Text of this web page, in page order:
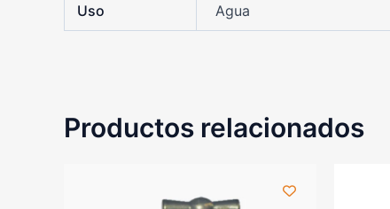
Uso Agua
Productos relacionados